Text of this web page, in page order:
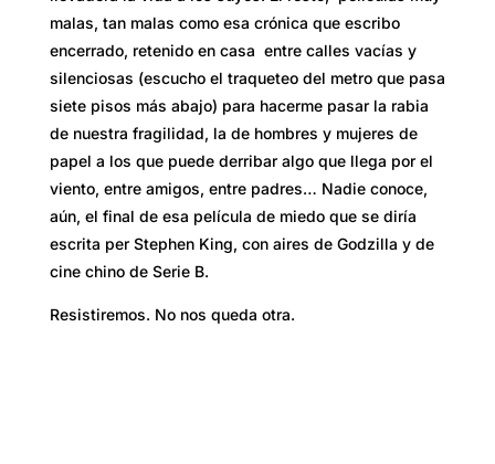
malas, tan malas como esa crónica que escribo
encerrado, retenido en casa entre calles vacías y
silenciosas (escucho el traqueteo del metro que pasa
siete pisos más abajo) para hacerme pasar la rabia
de nuestra fragilidad, la de hombres y mujeres de
papel a los que puede derribar algo que llega por el
viento, entre amigos, entre padres… Nadie conoce,
aún, el final de esa película de miedo que se diría
escrita per Stephen King, con aires de Godzilla y de
cine chino de Serie B.
Resistiremos. No nos queda otra.